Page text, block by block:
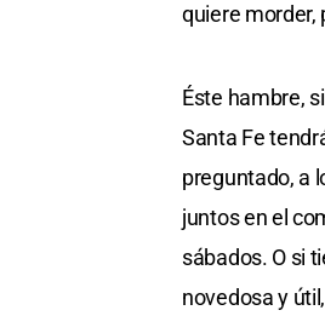
quiere morder,
Éste hambre,
Santa Fe
preguntado, a
juntos en el
sábados. O si
novedosa y